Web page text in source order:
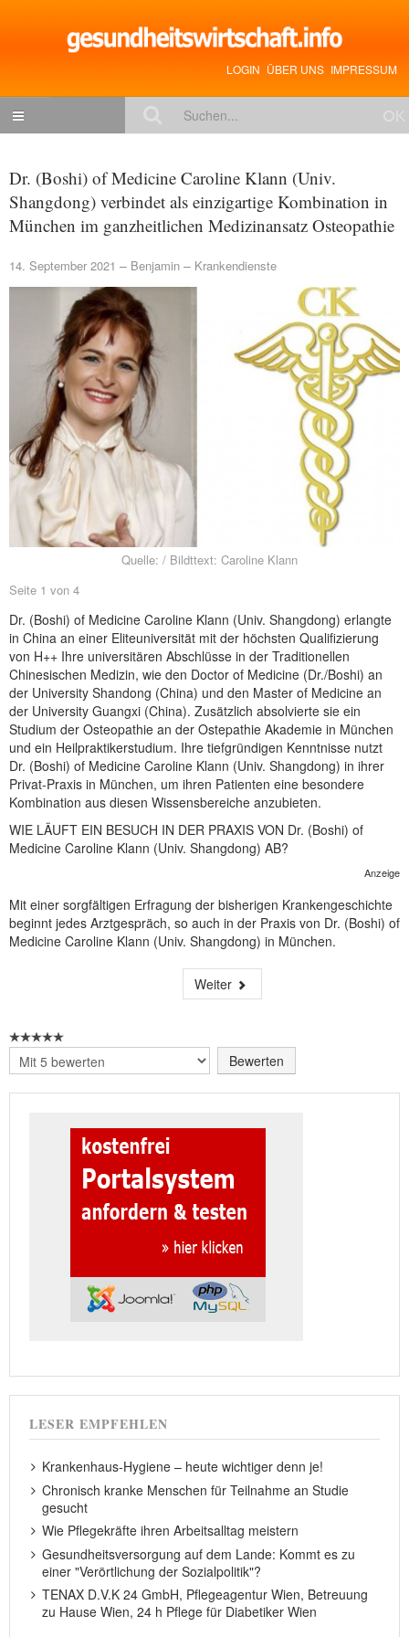
LOGIN ÜBER UNS IMPRESSUM
Gesundheitspolitik
Zukunftstrends
Management
Medizin & Pharma
Gesundheit
Jobs & Karriere
Mitglieder-Beiträge
NEUER BEITRAG
Dr. (Boshi) of Medicine Caroline Klann (Univ.
Shangdong) verbindet als einzigartige Kombination in
München im ganzheitlichen Medizinansatz Osteopathie
14. September 2021 Benjamin Krankendienste
Quelle: / Bildttext: Caroline Klann
Seite 1 von 4
Dr. (Boshi) of Medicine Caroline Klann (Univ. Shangdong) erlangte
in China an einer Eliteuniversität mit der höchsten Qualifizierung
von H++ Ihre universitären Abschlüsse in der Traditionellen
Chinesischen Medizin, wie den Doctor of Medicine (Dr./Boshi) an
der University Shandong (China) und den Master of Medicine an
der University Guangxi (China). Zusätzlich absolvierte sie ein
Studium der Osteopathie an der Ostepathie Akademie in München
und ein Heilpraktikerstudium. Ihre tiefgründigen Kenntnisse nutzt
Dr. (Boshi) of Medicine Caroline Klann (Univ. Shangdong) in ihrer
Privat-Praxis in München, um ihren Patienten eine besondere
Kombination aus diesen Wissensbereiche anzubieten.
WIE LÄUFT EIN BESUCH IN DER PRAXIS VON Dr. (Boshi) of
Medicine Caroline Klann (Univ. Shangdong) AB?
Anzeige
Mit einer sorgfältigen Erfragung der bisherigen Krankengeschichte
beginnt jedes Arztgespräch, so auch in der Praxis von Dr. (Boshi) of
Medicine Caroline Klann (Univ. Shangdong) in München.
Weiter
Bitte
bewerten
LESER EMPFEHLEN
Krankenhaus-Hygiene – heute wichtiger denn je!
Chronisch kranke Menschen für Teilnahme an Studie
gesucht
Wie Pflegekräfte ihren Arbeitsalltag meistern
Gesundheitsversorgung auf dem Lande: Kommt es zu
einer "Verörtlichung der Sozialpolitik"?
TENAX D.V.K 24 GmbH, Pflegeagentur Wien, Betreuung
zu Hause Wien, 24 h Pflege für Diabetiker Wien